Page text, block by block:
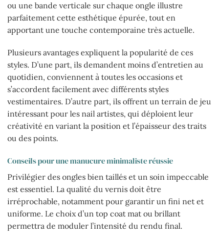
ou une bande verticale sur chaque ongle illustre
parfaitement cette esthétique épurée, tout en
apportant une touche contemporaine très actuelle.
Plusieurs avantages expliquent la popularité de ces
styles. D’une part, ils demandent moins d’entretien au
quotidien, conviennent à toutes les occasions et
s’accordent facilement avec différents styles
vestimentaires. D’autre part, ils offrent un terrain de jeu
intéressant pour les nail artistes, qui déploient leur
créativité en variant la position et l’épaisseur des traits
ou des points.
Conseils pour une manucure minimaliste réussie
Privilégier des ongles bien taillés et un soin impeccable
est essentiel. La qualité du vernis doit être
irréprochable, notamment pour garantir un fini net et
uniforme. Le choix d’un top coat mat ou brillant
permettra de moduler l’intensité du rendu final.